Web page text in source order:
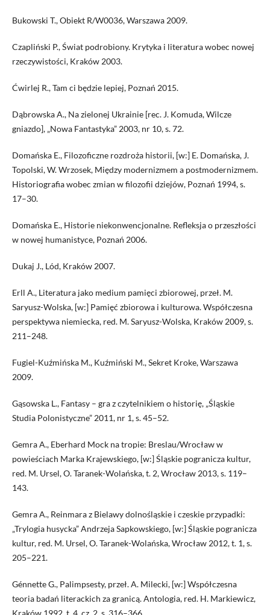
Bukowski T., Obiekt R/W0036, Warszawa 2009.
Czapliński P., Świat podrobiony. Krytyka i literatura wobec nowej
rzeczywistości, Kraków 2003.
Ćwirlej R., Tam ci będzie lepiej, Poznań 2015.
Dąbrowska A., Na zielonej Ukrainie [rec. J. Komuda, Wilcze
gniazdo], „Nowa Fantastyka” 2003, nr 10, s. 72.
Domańska E., Filozoficzne rozdroża historii, [w:] E. Domańska, J.
Topolski, W. Wrzosek, Między modernizmem a postmodernizmem.
Historiografia wobec zmian w filozofii dziejów, Poznań 1994, s.
17–30.
Domańska E., Historie niekonwencjonalne. Refleksja o przeszłości
w nowej humanistyce, Poznań 2006.
Dukaj J., Lód, Kraków 2007.
Erll A., Literatura jako medium pamięci zbiorowej, przeł. M.
Saryusz-Wolska, [w:] Pamięć zbiorowa i kulturowa. Współczesna
perspektywa niemiecka, red. M. Saryusz-Wolska, Kraków 2009, s.
211–248.
Fugiel-Kuźmińska M., Kuźmiński M., Sekret Kroke, Warszawa
2009.
Gąsowska L., Fantasy – gra z czytelnikiem o historię, „Śląskie
Studia Polonistyczne” 2011, nr 1, s. 45–52.
Gemra A., Eberhard Mock na tropie: Breslau/Wrocław w
powieściach Marka Krajewskiego, [w:] Śląskie pogranicza kultur,
red. M. Ursel, O. Taranek-Wolańska, t. 2, Wrocław 2013, s. 119–
143.
Gemra A., Reinmara z Bielawy dolnośląskie i czeskie przypadki:
„Trylogia husycka” Andrzeja Sapkowskiego, [w:] Śląskie pogranicza
kultur, red. M. Ursel, O. Taranek-Wolańska, Wrocław 2012, t. 1, s.
205–221.
Génnette G., Palimpsesty, przeł. A. Milecki, [w:] Współczesna
teoria badań literackich za granicą. Antologia, red. H. Markiewicz,